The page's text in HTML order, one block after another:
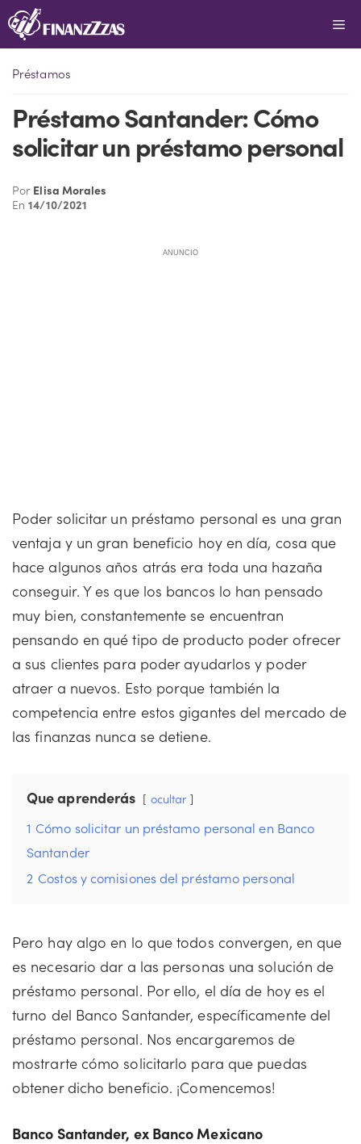
Saltar
al
Préstamos
Préstamo Santander: Cómo
solicitar un préstamo personal
Por Elisa Morales
En14/10/2021
ANUNCIO
Poder solicitar un préstamo personal es una gran
ventaja y un gran beneficio hoy en día, cosa que
hace algunos años atrás era toda una hazaña
conseguir. Y es que los bancos lo han pensado
muy bien, constantemente se encuentran
pensando en qué tipo de producto poder ofrecer
a sus clientes para poder ayudarlos y poder
atraer a nuevos. Esto porque también la
competencia entre estos gigantes del mercado de
las finanzas nunca se detiene.
Que aprenderás ocultar
1 Cómo solicitar un préstamo personal en Banco
Santander
2 Costos y comisiones del préstamo personal
Pero hay algo en lo que todos convergen, en que
es necesario dar a las personas una solución de
préstamo personal. Por ello, el día de hoy es el
turno del Banco Santander, específicamente del
préstamo personal. Nos encargaremos de
mostrarte cómo solicitarlo para que puedas
obtener dicho beneficio. ¡Comencemos!
Banco Santander, ex Banco Mexicano